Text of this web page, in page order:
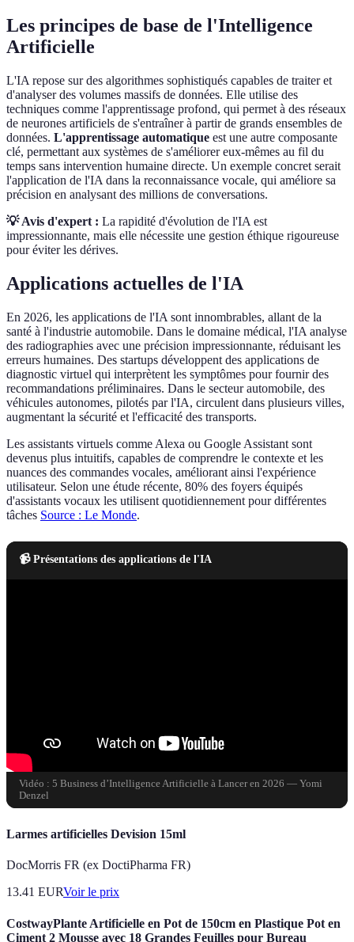
Les principes de base de l'Intelligence
Artificielle
L'IA repose sur des algorithmes sophistiqués capables de traiter et
d'analyser des volumes massifs de données. Elle utilise des
techniques comme l'apprentissage profond, qui permet à des réseaux
de neurones artificiels de s'entraîner à partir de grands ensembles de
données. L'apprentissage automatique est une autre composante
clé, permettant aux systèmes de s'améliorer eux-mêmes au fil du
temps sans intervention humaine directe. Un exemple concret serait
l'application de l'IA dans la reconnaissance vocale, qui améliore sa
précision en analysant des millions de conversations.
💡 Avis d'expert : La rapidité d'évolution de l'IA est
impressionnante, mais elle nécessite une gestion éthique rigoureuse
pour éviter les dérives.
Applications actuelles de l'IA
En 2026, les applications de l'IA sont innombrables, allant de la
santé à l'industrie automobile. Dans le domaine médical, l'IA analyse
des radiographies avec une précision impressionnante, réduisant les
erreurs humaines. Des startups développent des applications de
diagnostic virtuel qui interprètent les symptômes pour fournir des
recommandations préliminaires. Dans le secteur automobile, des
véhicules autonomes, pilotés par l'IA, circulent dans plusieurs villes,
augmentant la sécurité et l'efficacité des transports.
Les assistants virtuels comme Alexa ou Google Assistant sont
devenus plus intuitifs, capables de comprendre le contexte et les
nuances des commandes vocales, améliorant ainsi l'expérience
utilisateur. Selon une étude récente, 80% des foyers équipés
d'assistants vocaux les utilisent quotidiennement pour différentes
tâches Source : Le Monde.
📹 Présentations des applications de l'IA
Vidéo : 5 Business d’Intelligence Artificielle à Lancer en 2026 — Yomi
Denzel
Larmes artificielles Devision 15ml
DocMorris FR (ex DoctiPharma FR)
13.41 EURVoir le prix
CostwayPlante Artificielle en Pot de 150cm en Plastique Pot en
Ciment 2 Mousse avec 18 Grandes Feuilles pour Bureau